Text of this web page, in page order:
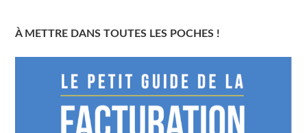
À METTRE DANS TOUTES LES POCHES !